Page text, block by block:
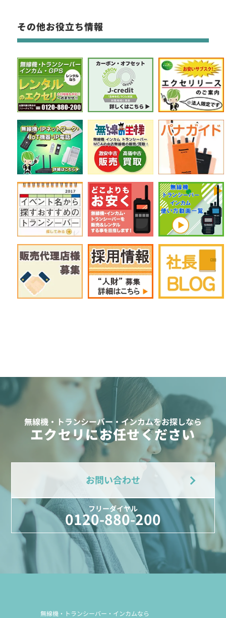
その他お役立ち情報
無線機・トランシーバー・インカムをお探しなら
エクセリにお任せください
お問い合わせ
フリーダイヤル
0120-880-200
無線機・トランシーバー・インカムなら